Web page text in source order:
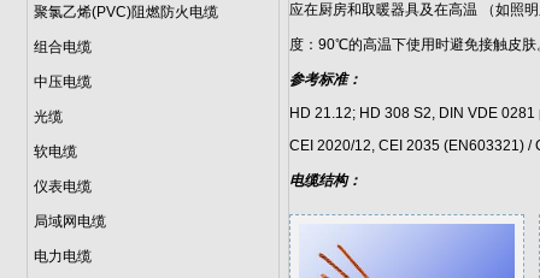
聚氯乙烯(PVC)阻燃防火电缆
组合电缆
中压电缆
光缆
软电缆
仪表电缆
局域网电缆
电力电缆
应在厨房和取暖器具及在高温 （如照
度：90℃的高温下使用时避免接触皮肤
参考标准：
HD 21.12; HD 308 S2, DIN VDE
CEI 2020/12, CEI 2035 (EN603321)
电缆结构：